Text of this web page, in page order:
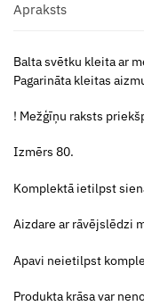
Apraksts
Balta svētku kleita ar
Pagarināta kleitas
! Mežģīņu raksts
Izmērs 80.
Komplektā ietilpst
Aizdare ar rāvējslēdzi
Apavi neietilpst
Produkta krāsa var